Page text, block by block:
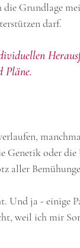
die Grundlage
darf.
Pläne.
Genetik oder
aller
Und ja - einige
weil ich mir